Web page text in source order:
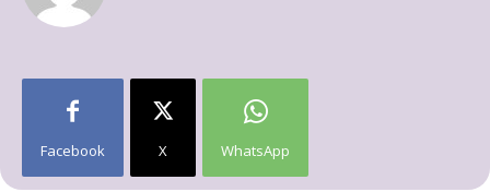
Facebook X WhatsApp